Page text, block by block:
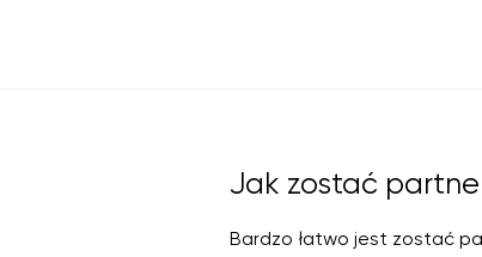
Jak zostać
Bardzo łatwo jest zostać